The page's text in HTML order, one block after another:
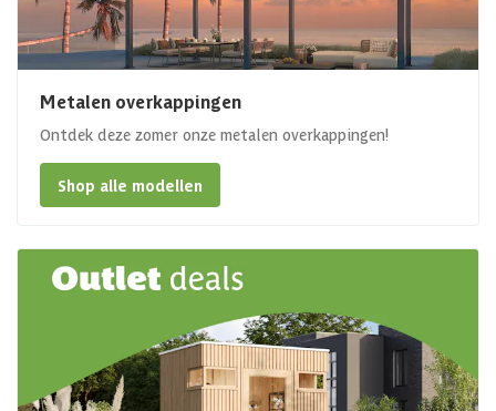
Metalen overkappingen
Ontdek deze zomer onze metalen overkappingen!
Shop alle modellen